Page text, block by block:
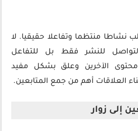
نشاطا منتظما وتفاعلا حقيقيا. لا
للنشر فقط بل للتفاعل
الآخرين وعلق بشكل مفيد
العلاقات أهم من جمع المتابعين.
إلى زوار